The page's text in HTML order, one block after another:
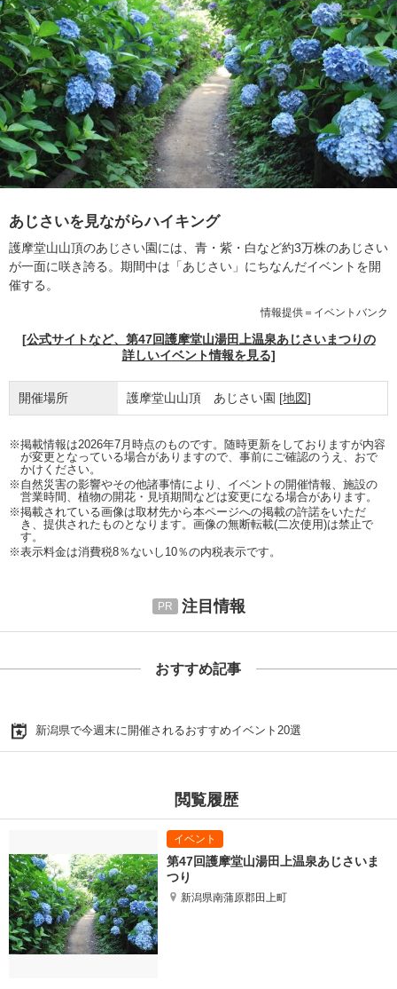
あじさいを見ながらハイキング
護摩堂山山頂のあじさい園には、青・紫・白など約3万株のあじさい
が一面に咲き誇る。期間中は「あじさい」にちなんだイベントを開
催する。
情報提供＝イベントバンク
[公式サイトなど、第47回護摩堂山湯田上温泉あじさいまつりの
詳しいイベント情報を見る]
開催場所 護摩堂山山頂 あじさい園 [地図]
※掲載情報は2026年7月時点のものです。随時更新をしておりますが内容
が変更となっている場合がありますので、事前にご確認のうえ、おで
かけください。
※自然災害の影響やその他諸事情により、イベントの開催情報、施設の
営業時間、植物の開花・見頃期間などは変更になる場合があります。
※掲載されている画像は取材先から本ページへの掲載の許諾をいただ
き、提供されたものとなります。画像の無断転載(二次使用)は禁止で
す。
※表示料金は消費税8％ないし10％の内税表示です。
注目情報
おすすめ記事
新潟県で今週末に開催されるおすすめイベント20選
閲覧履歴
第47回護摩堂山湯田上温泉あじさいま
つり
新潟県南蒲原郡田上町